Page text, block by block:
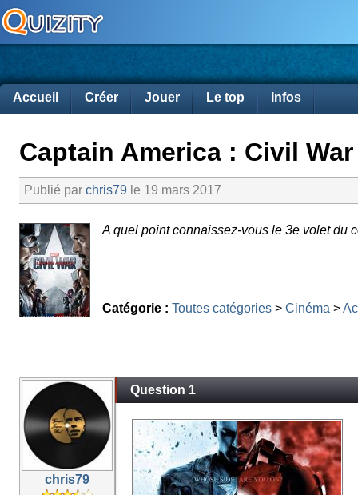
Accueil Créer Jouer Le top Infos
Captain America : Civil War
Publié par chris79 le 19 mars 2017
A quel point connaissez-vous le 3e volet du
Catégorie : Toutes catégories > Cinéma >
chris79
Question 1